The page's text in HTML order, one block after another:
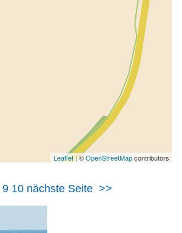
Leaflet | ©OpenStreetMapcontributors
9 10 nächste Seite >>